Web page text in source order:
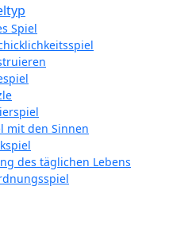
Spiel
mit den Sinnen
des täglichen Lebens